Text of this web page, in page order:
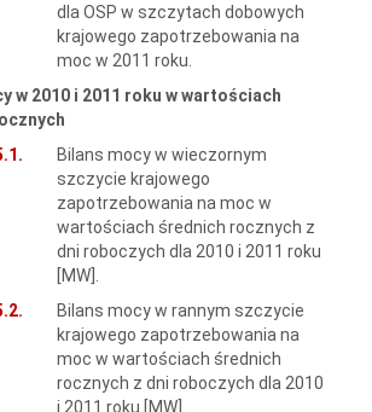
dla OSP w szczytach dobowych
krajowego zapotrzebowania na
moc w 2011 roku.
w 2010 i 2011 roku w wartościach
Bilans mocy w wieczornym
szczycie krajowego
zapotrzebowania na moc w
wartościach średnich rocznych z
dni roboczych dla 2010 i 2011 roku
[MW].
Bilans mocy w rannym szczycie
krajowego zapotrzebowania na
moc w wartościach średnich
rocznych z dni roboczych dla 2010
i 2011 roku [MW].